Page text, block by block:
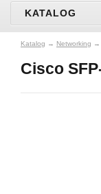
KATALOG
Katalog → Networking →
Cisco